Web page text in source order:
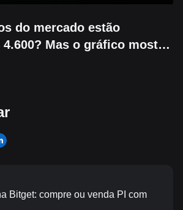
do mercado estão
4.600? Mas o gráfico mostra
Bitget: compre ou venda PI com